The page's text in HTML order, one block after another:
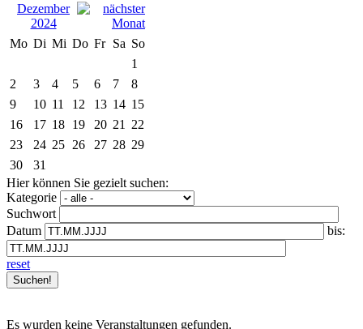
Dezember
2024
Mo Di Mi Do Fr Sa So
1
2
3 4 5 6 7
8
9
10 11 12 13 14 15
16
17 18 19 20 21
22
23
24 25 26 27 28 29
30
31
Hier können Sie gezielt suchen:
Kategorie
Suchwort
Datum
bis:
reset
Es wurden keine Veranstaltungen gefunden.